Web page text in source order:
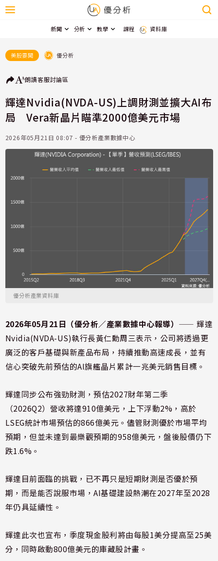
新聞 分析 教學 課程 資料庫
美股要聞 優分析
朗讀客服討論區
輝達Nvidia(NVDA-US)上調財測並擴大AI布
局 Vera新晶片瞄準2000億美元市場
2026年05月21日 08:07 - 優分析產業數據中心
優分析產業資料庫
2026年05月21日（優分析／產業數據中心報導） ⸺ 輝達
Nvidia(NVDA-US)執行長黃仁勳周三表示，公司將透過更
廣泛的客戶基礎與新產品布局，持續推動高速成長，並有
信心突破先前預估的AI旗艦晶片累計一兆美元銷售目標。
輝達同步公布強勁財測，預估2027財年第二季
（2026Q2）營收將達910億美元，上下浮動2%，高於
LSEG統計市場預估的866億美元。儘管財測優於市場平均
預期，但並未達到最樂觀預期的958億美元，盤後股價仍下
跌1.6%。
輝達目前面臨的挑戰，已不再只是短期財測是否優於預
期，而是能否說服市場，AI基礎建設熱潮在2027年至2028
年仍具延續性。
輝達此次也宣布，季度現金股利將由每股1美分提高至25美
分，同時啟動800億美元的庫藏股計畫。